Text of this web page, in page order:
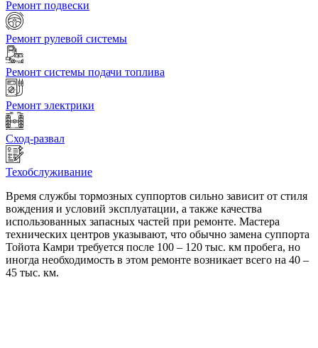
Ремонт подвески
Ремонт рулевой системы
Ремонт системы подачи топлива
Ремонт электрики
Сход-развал
Техобслуживание
Время службы тормозных суппортов сильно зависит от стиля
вождения и условий эксплуатации, а также качества
использованных запасных частей при ремонте. Мастера
технических центров указывают, что обычно замена суппорта
Тойота Камри требуется после 100 – 120 тыс. км пробега, но
иногда необходимость в этом ремонте возникает всего на 40 –
45 тыс. км.